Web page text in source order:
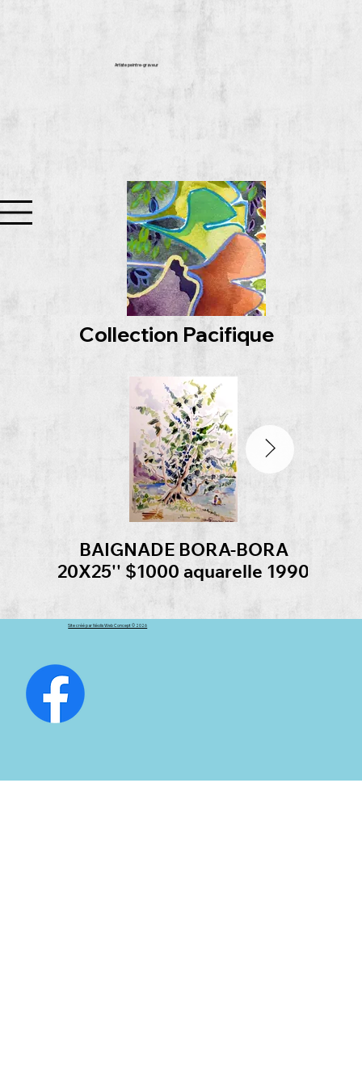
Artiste peintre-graveur
Collection Pacifique
BAIGNADE BORA-BORA
20X25'' $1000 aquarelle 1990
Site créé par Néolis Web Concept © 2026